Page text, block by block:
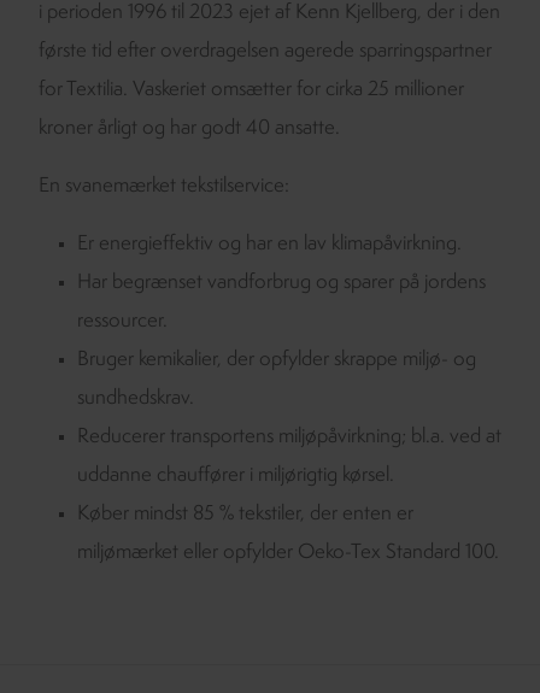
i perioden 1996 til 2023 ejet af Kenn Kjellberg, der i den
første tid efter overdragelsen agerede sparringspartner
for Textilia. Vaskeriet omsætter for cirka 25 millioner
kroner årligt og har godt 40 ansatte.
En svanemærket tekstilservice:
Er energieffektiv og har en lav klimapåvirkning.
Har begrænset vandforbrug og sparer på jordens
ressourcer.
Bruger kemikalier, der opfylder skrappe miljø- og
sundhedskrav.
Reducerer transportens miljøpåvirkning; bl.a. ved at
uddanne chauffører i miljørigtig kørsel.
Køber mindst 85 % tekstiler, der enten er
miljømærket eller opfylder Oeko-Tex Standard 100.